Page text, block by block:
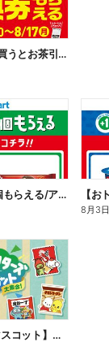
【無料引換券!】焼き麺買うとお茶引換券貰える!
【おトク】1個買うと1個もらえる/アイス
8月3日
【サンリオ×メーカーマスコット】オリジナルグッズ貰える!